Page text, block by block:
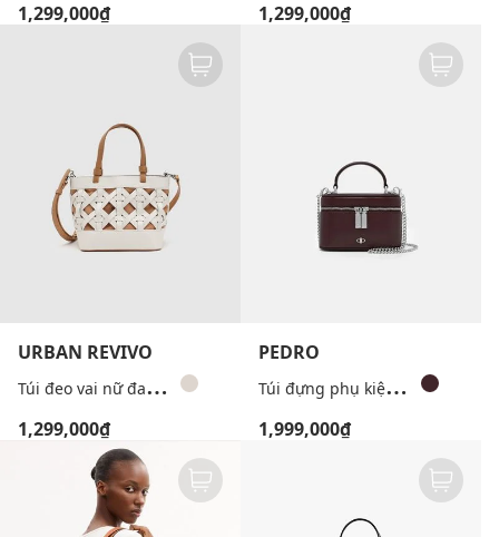
1,299,000₫ 1,299,000₫
URBAN REVIVO
T
úi đeo vai nữ đan họa tiết
1,299,000₫
PEDRO
T
úi đựng phụ kiện nữ dạng hộp Ari Leather
1,999,000₫